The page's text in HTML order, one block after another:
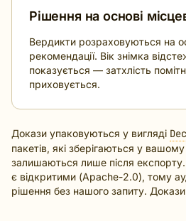
Рішення на основі
Вердикти розраховуються на
рекомендації. Вік знімка
показується — затхлість
приховується.
Докази упаковуються у вигляді
пакетів, які зберігаються у вашому
залишаються лише після експорту.
є відкритими (Apache-2.0), тому
рішення без нашого запиту.